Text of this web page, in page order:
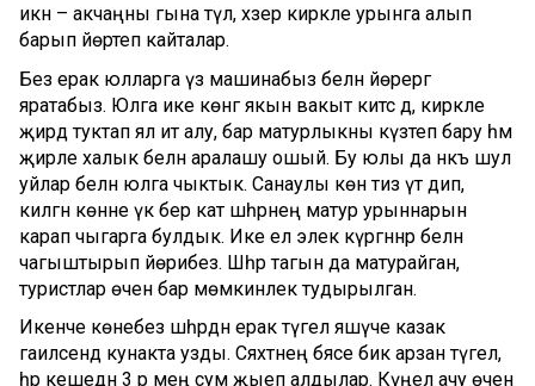
икән – акчаңны гына түлә, хәзер кирәкле урынга алып
барып йөртеп кайталар.
Без ерак юлларга үз машинабыз белән йөрергә
яратабыз. Юлга ике көнгә якын вакыт китсә дә, кирәкле
җирдә туктап ял итә алу, бар матурлыкны күзәтеп бару һәм
җирле халык белән аралашу ошый. Бу юлы да нәкъ шул
уйлар белән юлга чыктык. Санаулы көн тиз үтә дип,
килгән көнне үк бер кат шәһәрнең матур урыннарын
карап чыгарга булдык. Ике ел элек күргәннәр белән
чагыштырып йөрибез. Шәһәр тагын да матурайган,
туристлар өчен бар мөмкинлек тудырылган.
Икенче көнебез шәһәрдән ерак түгел яшәүче казак
гаиләсендә кунакта узды. Сәяхәтнең бәясе бик арзан түгел,
һәр кешедән 3 әр мең сум җыеп алдылар. Күңел ачу өчен